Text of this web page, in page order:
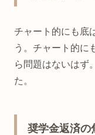
チャート的にも底
う。チャート的に
ら問題はないはず
た。
奨学金返済の